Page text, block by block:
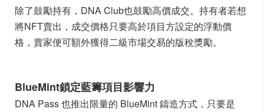
除了鼓勵持有，DNA Club也鼓勵高價成交。持有者若想
將NFT賣出，成交價格只要高於項目方設定的浮動價
格，賣家便可額外獲得二級市場交易的版稅獎勵。
BlueMint鎖定藍籌項目影響力
DNA Pass 也推出限量的 BlueMint 鑄造方式，只要是